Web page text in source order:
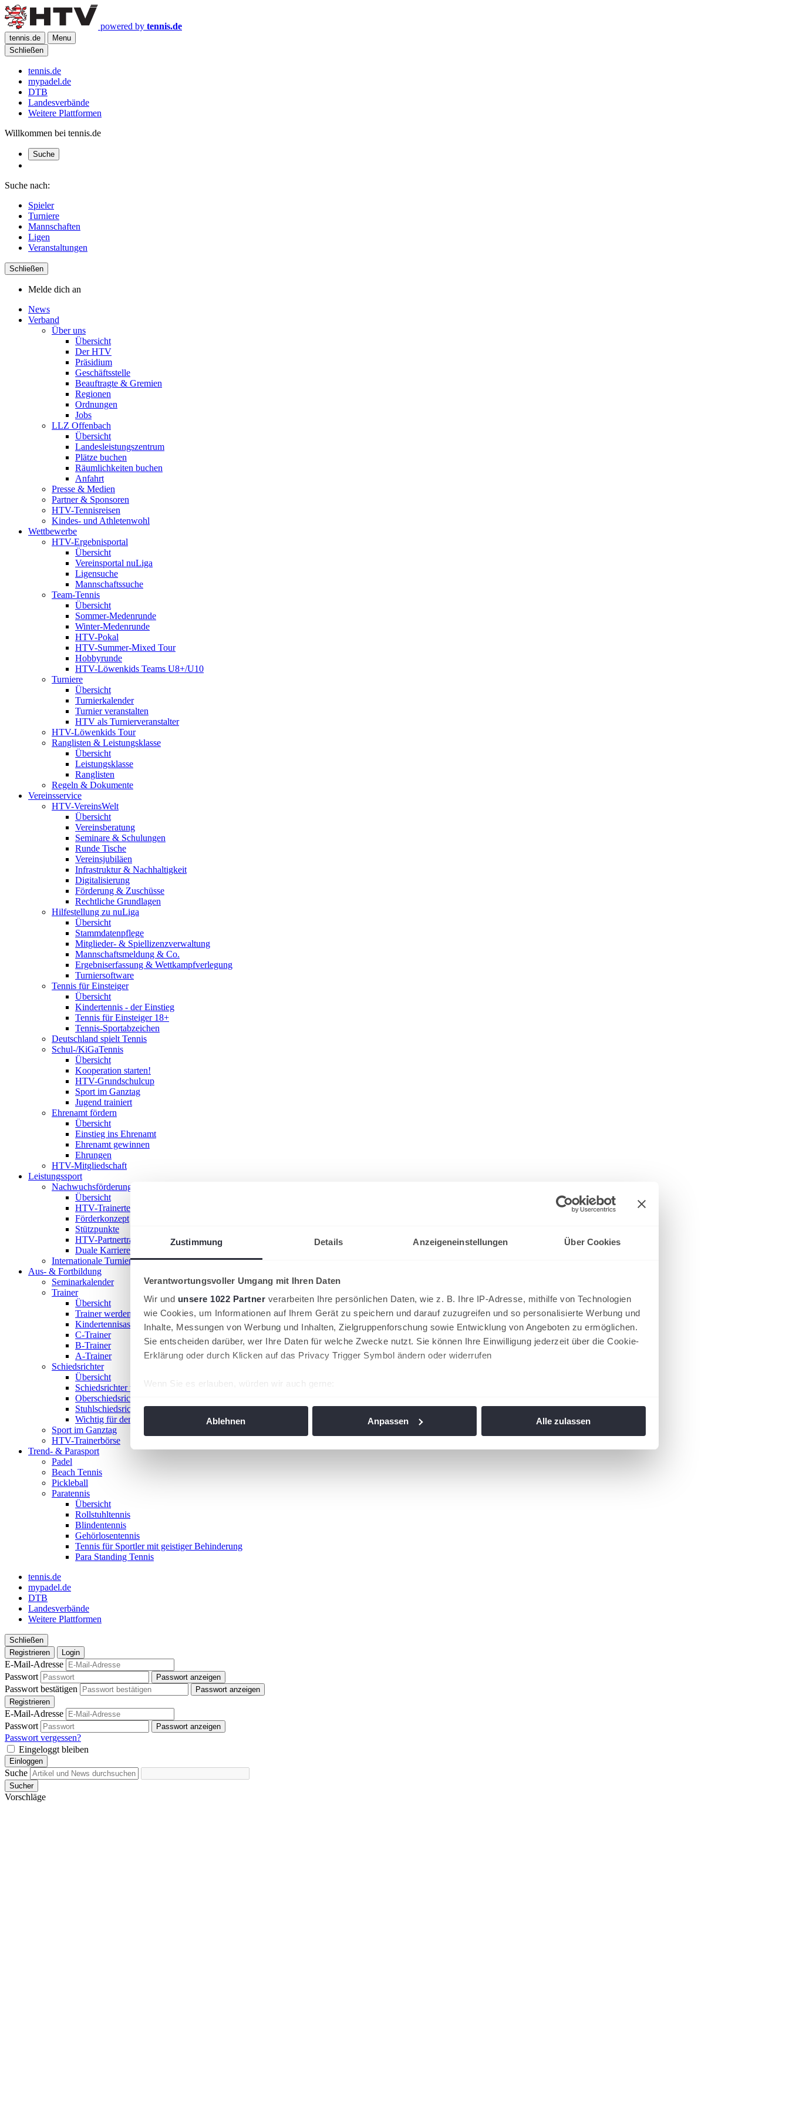
Zustimmung Details Anzeigeneinstellungen Über Cookies
Verantwortungsvoller Umgang mit Ihren Daten
Wir und unsere 1022 Partner verarbeiten Ihre persönlichen Daten, wie z. B. Ihre IP-Adresse, mithilfe von Technologien
wie Cookies, um Informationen auf Ihrem Gerät zu speichern und darauf zuzugreifen und so personalisierte Werbung und
Inhalte, Messungen von Werbung und Inhalten, Zielgruppenforschung sowie Entwicklung von Angeboten zu ermöglichen.
Sie entscheiden darüber, wer Ihre Daten für welche Zwecke nutzt. Sie können Ihre Einwilligung jederzeit über die Cookie-
Erklärung oder durch Klicken auf das Privacy Trigger Symbol ändern oder widerrufen
Wenn Sie es erlauben, würden wir auch gerne:
angepasst werden.
Ablehnen Anpassen Alle zulassen
powered by tennis.de
tennis.de
Menu
Schließen
tennis.de
mypadel.de
DTB
Landesverbände
Weitere Plattformen
Willkommen bei tennis.de
Suche
Suche nach:
Spieler
Turniere
Mannschaften
Ligen
Veranstaltungen
Schließen
Melde dich an
News
Verband
Über uns
Übersicht
Der HTV
Präsidium
Geschäftsstelle
Beauftragte & Gremien
Regionen
Ordnungen
Jobs
LLZ Offenbach
Übersicht
Landesleistungszentrum
Plätze buchen
Räumlichkeiten buchen
Anfahrt
Presse & Medien
Partner & Sponsoren
HTV-Tennisreisen
Kindes- und Athletenwohl
Wettbewerbe
HTV-Ergebnisportal
Übersicht
Vereinsportal nuLiga
Ligensuche
Mannschaftssuche
Team-Tennis
Übersicht
Sommer-Medenrunde
Winter-Medenrunde
HTV-Pokal
HTV-Summer-Mixed Tour
Hobbyrunde
HTV-Löwenkids Teams U8+/U10
Turniere
Übersicht
Turnierkalender
Turnier veranstalten
HTV als Turnierveranstalter
HTV-Löwenkids Tour
Ranglisten & Leistungsklasse
Übersicht
Leistungsklasse
Ranglisten
Regeln & Dokumente
Vereinsservice
HTV-VereinsWelt
Übersicht
Vereinsberatung
Seminare & Schulungen
Runde Tische
Vereinsjubiläen
Infrastruktur & Nachhaltigkeit
Digitalisierung
Förderung & Zuschüsse
Rechtliche Grundlagen
Hilfestellung zu nuLiga
Übersicht
Stammdatenpflege
Mitglieder- & Spiellizenzverwaltung
Mannschaftsmeldung & Co.
Ergebniserfassung & Wettkampfverlegung
Turniersoftware
Tennis für Einsteiger
Übersicht
Kindertennis - der Einstieg
Tennis für Einsteiger 18+
Tennis-Sportabzeichen
Deutschland spielt Tennis
Schul-/KiGaTennis
Übersicht
Kooperation starten!
HTV-Grundschulcup
Sport im Ganztag
Jugend trainiert
Ehrenamt fördern
Übersicht
Einstieg ins Ehrenamt
Ehrenamt gewinnen
Ehrungen
HTV-Mitgliedschaft
Leistungssport
Nachwuchsförderung im HTV
Übersicht
HTV-Trainerteam
Förderkonzept
Stützpunkte
HTV-Partnertrainer
Duale Karriere
Internationale Turniere
Aus- & Fortbildung
Seminarkalender
Trainer
Übersicht
Trainer werden!
Kindertennisassistent
C-Trainer
B-Trainer
A-Trainer
Schiedsrichter
Übersicht
Schiedsrichter werden!
Oberschiedsrichter
Stuhlschiedsrichter
Wichtig für den Spieltag
Sport im Ganztag
HTV-Trainerbörse
Trend- & Parasport
Padel
Beach Tennis
Pickleball
Paratennis
Übersicht
Rollstuhltennis
Blindentennis
Gehörlosentennis
Tennis für Sportler mit geistiger Behinderung
Para Standing Tennis
tennis.de
mypadel.de
DTB
Landesverbände
Weitere Plattformen
Schließen
Registrieren
Login
E-Mail-Adresse
Passwort
Passwort anzeigen
Passwort bestätigen
Passwort anzeigen
Registrieren
E-Mail-Adresse
Passwort
Passwort anzeigen
Passwort vergessen?
Eingeloggt bleiben
Einloggen
Suche
Sucher
Vorschläge